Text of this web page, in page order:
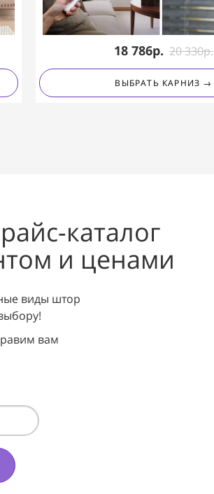
18 786р. 20 330р.
ВЫБРАТЬ КАРНИЗ →
каталог
и ценами
виды штор
вам